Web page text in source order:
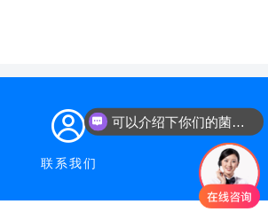
联系我们
可以介绍下你们的菌群移植项目吗？